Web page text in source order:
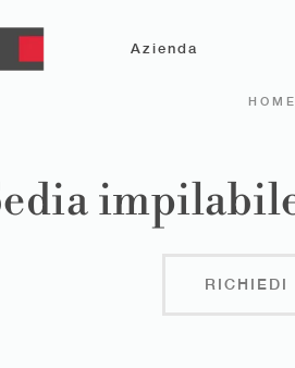
Azienda
HOME
RICHIEDI